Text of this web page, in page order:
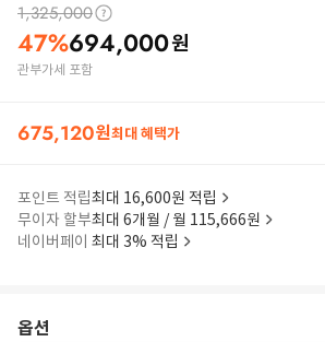
1,325,000
47%694,000원
관부가세 포함
675,120원최대 혜택가
포인트 적립최대 16,600원 적립
무이자 할부최대 6개월 / 월 115,666원
네이버페이 최대 3% 적립
옵션